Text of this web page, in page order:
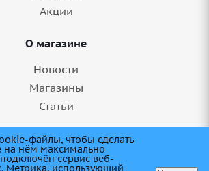
Акции
О магазине
Новости
Магазины
Статьи
8 (845) 275-99-11
файлы, чтобы сделать
нём максимально
сервис веб-
Метрика, использующий